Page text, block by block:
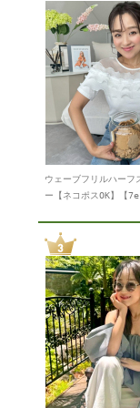
ウェーブフリルハーフ
ー【ネコポスOK】【